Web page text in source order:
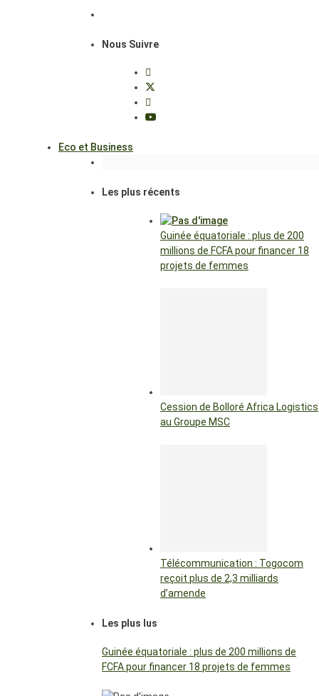
Nous Suivre
Eco et Business
Les plus récents
Guinée équatoriale : plus de 200
millions de FCFA pour financer 18
projets de femmes
Cession de Bolloré Africa Logistics
au Groupe MSC
Télécommunication : Togocom
reçoit plus de 2,3 milliards
d’amende
Les plus lus
Guinée équatoriale : plus de 200 millions de
FCFA pour financer 18 projets de femmes